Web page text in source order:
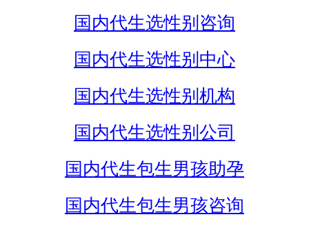
国内代生选性别咨询
国内代生选性别中心
国内代生选性别机构
国内代生选性别公司
国内代生包生男孩助孕
国内代生包生男孩咨询